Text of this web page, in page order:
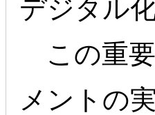
デジタル
この重要
メントの